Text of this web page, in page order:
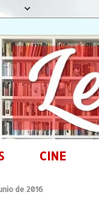
CINE
de 2016